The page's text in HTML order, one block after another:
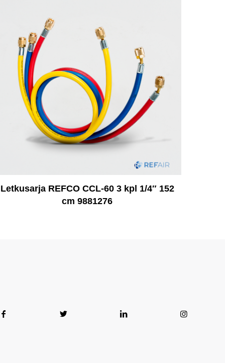
Letkusarja REFCO CCL-60 3 kpl 1/4″ 152
cm 9881276